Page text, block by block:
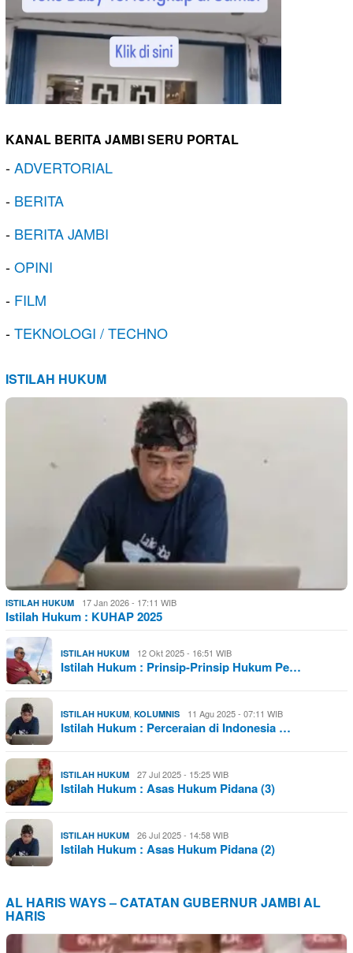
KANAL BERITA JAMBI SERU PORTAL
-ADVERTORIAL
- BERITA
- BERITA JAMBI
-OPINI
- FILM
-TEKNOLOGI / TECHNO
ISTILAH HUKUM
ISTILAH HUKUM 17 Jan 2026 - 17:11 WIB
Istilah Hukum : KUHAP 2025
ISTILAH HUKUM 12 Okt 2025 - 16:51 WIB
Istilah Hukum : Prinsip-Prinsip Hukum Pe…
ISTILAH HUKUM, KOLUMNIS 11 Agu 2025 - 07:11 WIB
Istilah Hukum : Perceraian di Indonesia …
ISTILAH HUKUM 27 Jul 2025 - 15:25 WIB
Istilah Hukum : Asas Hukum Pidana (3)
ISTILAH HUKUM 26 Jul 2025 - 14:58 WIB
Istilah Hukum : Asas Hukum Pidana (2)
AL HARIS WAYS – CATATAN GUBERNUR JAMBI AL
HARIS